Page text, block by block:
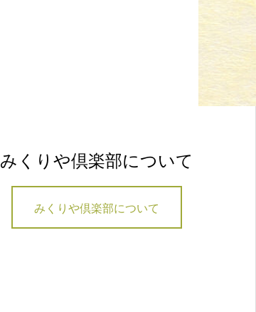
みくりや倶楽部について
みくりや倶楽部について